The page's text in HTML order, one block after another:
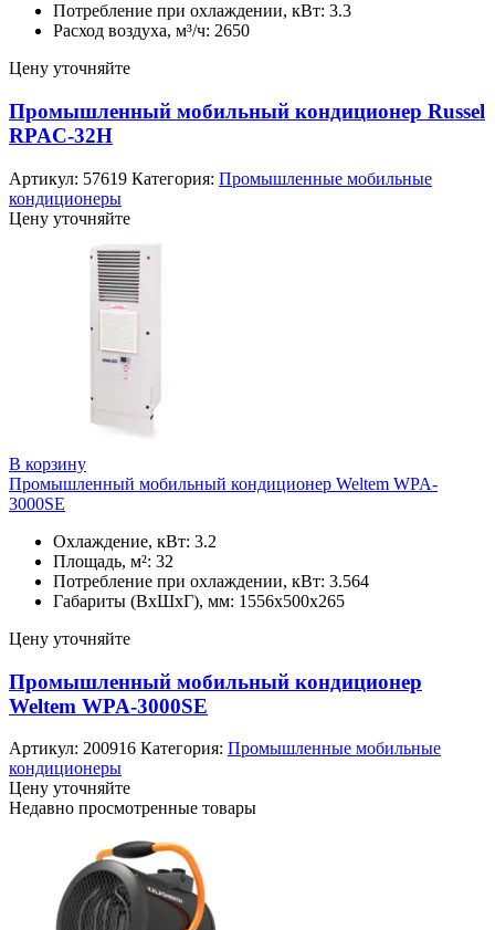
Потребление при охлаждении, кВт: 3.3
Расход воздуха, м³/ч: 2650
Цену уточняйте
Промышленный мобильный кондиционер Russel
RPAC-32H
Артикул: 57619 Категория: Промышленные мобильные
кондиционеры
Цену уточняйте
В корзину
Промышленный мобильный кондиционер Weltem WPA-
3000SE
Охлаждение, кВт: 3.2
Площадь, м²: 32
Потребление при охлаждении, кВт: 3.564
Габариты (ВхШхГ), мм: 1556х500х265
Цену уточняйте
Промышленный мобильный кондиционер
Weltem WPA-3000SE
Артикул: 200916 Категория: Промышленные мобильные
кондиционеры
Цену уточняйте
Недавно просмотренные товары